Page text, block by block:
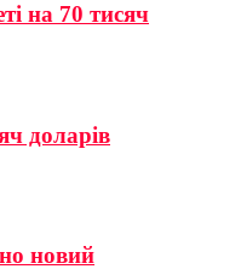
на 70 тисяч
доларів
новий